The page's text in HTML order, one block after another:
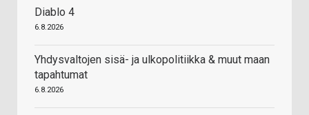
Diablo 4
6.8.2026
Yhdysvaltojen sisä- ja ulkopolitiikka & muut maan
tapahtumat
6.8.2026